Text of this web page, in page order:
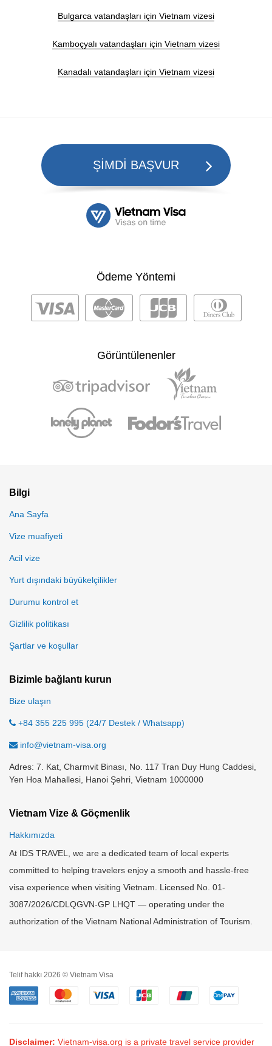
Bulgarca vatandaşları için Vietnam vizesi
Kamboçyalı vatandaşları için Vietnam vizesi
Kanadalı vatandaşları için Vietnam vizesi
ŞİMDİ BAŞVUR
Ödeme Yöntemi
Görüntülenenler
Bilgi
Ana Sayfa
Vize muafiyeti
Acil vize
Yurt dışındaki büyükelçilikler
Durumu kontrol et
Gizlilik politikası
Şartlar ve koşullar
Bizimle bağlantı kurun
Bize ulaşın
+84 355 225 995 (24/7 Destek / Whatsapp)
info@vietnam-visa.org
Adres: 7. Kat, Charmvit Binası, No. 117 Tran Duy Hung Caddesi,
Yen Hoa Mahallesi, Hanoi Şehri, Vietnam 1000000
Vietnam Vize & Göçmenlik
Hakkımızda
At IDS TRAVEL, we are a dedicated team of local experts
committed to helping travelers enjoy a smooth and hassle-free
visa experience when visiting Vietnam. Licensed No. 01-
3087/2026/CDLQGVN-GP LHQT — operating under the
authorization of the Vietnam National Administration of Tourism.
Telif hakkı 2026 © Vietnam Visa
Disclaimer: Vietnam-visa.org is a private travel service provider